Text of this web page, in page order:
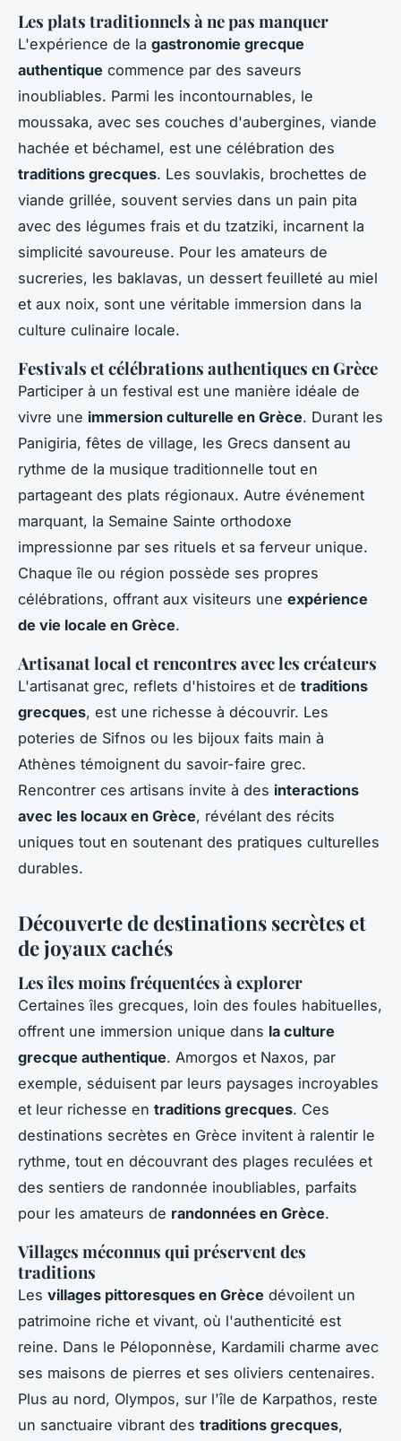
Les plats traditionnels à ne pas manquer
L'expérience de la gastronomie grecque
authentique commence par des saveurs
inoubliables. Parmi les incontournables, le
moussaka, avec ses couches d'aubergines, viande
hachée et béchamel, est une célébration des
traditions grecques. Les souvlakis, brochettes de
viande grillée, souvent servies dans un pain pita
avec des légumes frais et du tzatziki, incarnent la
simplicité savoureuse. Pour les amateurs de
sucreries, les baklavas, un dessert feuilleté au miel
et aux noix, sont une véritable immersion dans la
culture culinaire locale.
Festivals et célébrations authentiques en Grèce
Participer à un festival est une manière idéale de
vivre une immersion culturelle en Grèce. Durant les
Panigiria, fêtes de village, les Grecs dansent au
rythme de la musique traditionnelle tout en
partageant des plats régionaux. Autre événement
marquant, la Semaine Sainte orthodoxe
impressionne par ses rituels et sa ferveur unique.
Chaque île ou région possède ses propres
célébrations, offrant aux visiteurs une expérience
de vie locale en Grèce.
Artisanat local et rencontres avec les créateurs
L'artisanat grec, reflets d'histoires et de traditions
grecques, est une richesse à découvrir. Les
poteries de Sifnos ou les bijoux faits main à
Athènes témoignent du savoir-faire grec.
Rencontrer ces artisans invite à des interactions
avec les locaux en Grèce, révélant des récits
uniques tout en soutenant des pratiques culturelles
durables.
Découverte de destinations secrètes et
de joyaux cachés
Les îles moins fréquentées à explorer
Certaines îles grecques, loin des foules habituelles,
offrent une immersion unique dans la culture
grecque authentique. Amorgos et Naxos, par
exemple, séduisent par leurs paysages incroyables
et leur richesse en traditions grecques. Ces
destinations secrètes en Grèce invitent à ralentir le
rythme, tout en découvrant des plages reculées et
des sentiers de randonnée inoubliables, parfaits
pour les amateurs de randonnées en Grèce.
Villages méconnus qui préservent des
traditions
Les villages pittoresques en Grèce dévoilent un
patrimoine riche et vivant, où l'authenticité est
reine. Dans le Péloponnèse, Kardamili charme avec
ses maisons de pierres et ses oliviers centenaires.
Plus au nord, Olympos, sur l'île de Karpathos, reste
un sanctuaire vibrant des traditions grecques,